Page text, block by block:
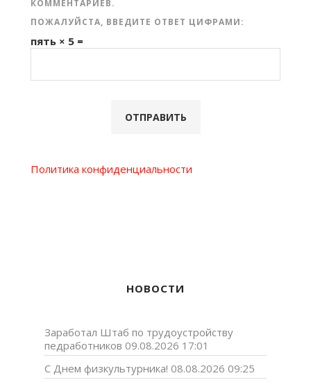
КОММЕНТАРИЕВ.
ПОЖАЛУЙСТА, ВВЕДИТЕ ОТВЕТ ЦИФРАМИ:
пять × 5 =
Политика конфиденциальности
НОВОСТИ
Заработал Штаб по трудоустройству
педработников 09.08.2026 17:01
С Днем физкультурника! 08.08.2026 09:25